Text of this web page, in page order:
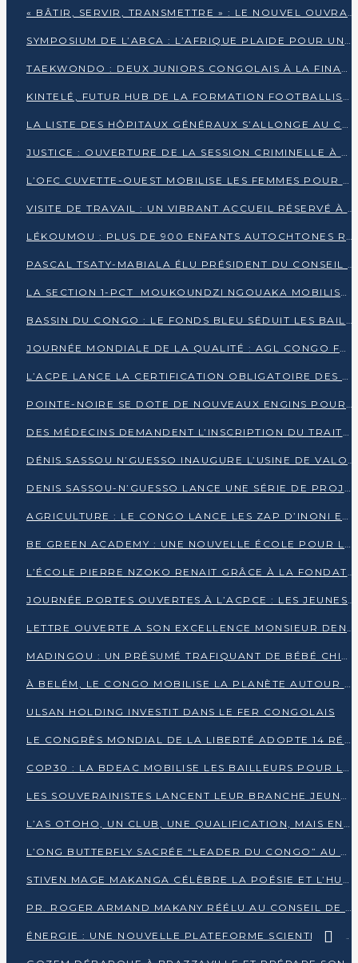
« BÂTIR, SERVIR, TRANSMETTRE » : LE NOUVEL OUVRAGE QUI INTERPELLE LES COLLECTIVITÉS
SYMPOSIUM DE L’ABCA : L’AFRIQUE PLAIDE POUR UN FINANCEMENT CLIMATIQUE ÉQUITABLE
TAEKWONDO : DEUX JUNIORS CONGOLAIS À LA FINALE D’OPEN SYRIES 2025 À ABIDJAN
KINTELÉ, FUTUR HUB DE LA FORMATION FOOTBALLISTIQUE AFRICAINE ?
LA LISTE DES HÔPITAUX GÉNÉRAUX S’ALLONGE AU CONGO
JUSTICE : OUVERTURE DE LA SESSION CRIMINELLE À BRAZZAVILLE AVEC 52 DOSSIERS AU RÔLE
L’OFC CUVETTE-OUEST MOBILISE LES FEMMES POUR ACCUEILLIR LE PRÉSIDENT DE LA RÉPUBLIQUE
VISITE DE TRAVAIL : UN VIBRANT ACCUEIL RÉSERVÉ À DENIS SASSOU-N’GUESSO PAR L’ASSOCIATION « LES AMIS DE WOMO »
LÉKOUMOU : PLUS DE 900 ENFANTS AUTOCHTONES REÇOIVENT DES KITS SCOLAIRES GRÂCE À L’ESPACE OPOKO
PASCAL TSATY-MABIALA ÉLU PRÉSIDENT DU CONSEIL NATIONAL DE L’UPADS
LA SECTION 1-PCT MOUKOUNDZI NGOUAKA MOBILISE 100 000 FCFA POUR LE 6ᵉ CONGRÈS DU PARTI
BASSIN DU CONGO : LE FONDS BLEU SÉDUIT LES BAILLEURS À BELÉM
JOURNÉE MONDIALE DE LA QUALITÉ : AGL CONGO FORME ET SENSIBILISE LES JEUNES TALENTS
L’ACPE LANCE LA CERTIFICATION OBLIGATOIRE DES CONTRATS DE TRAVAIL DES TRANSPORTEURS
POINTE-NOIRE SE DOTE DE NOUVEAUX ENGINS POUR L’ASSAINISSEMENT ET L’ENTRETIEN ROUTIER
DES MÉDECINS DEMANDENT L’INSCRIPTION DU TRAITEMENT DU PIED-BOT DANS LES CURSUS UNIVERSITAIRES
DÉNIS SASSOU N’GUESSO INAUGURE L’USINE DE VALORISATION DU GAZ ASSOCIÉ
DENIS SASSOU-N’GUESSO LANCE UNE SÉRIE DE PROJETS DANS LE KOUILOU
AGRICULTURE : LE CONGO LANCE LES ZAP D’INONI ET YONO
BE GREEN ACADEMY : UNE NOUVELLE ÉCOLE POUR LES MÉTIERS DE L’ÉCOLOGIE À POINTE-NOIRE
L’ÉCOLE PIERRE NZOKO RENAIT GRÂCE À LA FONDATION MUCODEC
JOURNÉE PORTES OUVERTES À L’ACPCE : LES JEUNES EN IMMERSION DANS L’ENTREPRISE
LETTRE OUVERTE A SON EXCELLENCE MONSIEUR DENIS SASSOU NGUESSO, PRESIDENT DE LAREPUBLIQUE DU CONGO
MADINGOU : UN PRÉSUMÉ TRAFIQUANT DE BÉBÉ CHIMPANZÉ FIXÉ SUR SON SORT LE 20 NOVEMBRE
À BELÉM, LE CONGO MOBILISE LA PLANÈTE AUTOUR DU FONDS BLEU POUR LE BASSIN DU CONGO
ULSAN HOLDING INVESTIT DANS LE FER CONGOLAIS
LE CONGRÈS MONDIAL DE LA LIBERTÉ ADOPTE 14 RÉSOLUTIONS HISTORIQUES
COP30 : LA BDEAC MOBILISE LES BAILLEURS POUR LE FONDS BLEU DU BASSIN DU CONGO
LES SOUVERAINISTES LANCENT LEUR BRANCHE JEUNE À BRAZZAVILLE
L’AS OTOHO, UN CLUB, UNE QUALIFICATION, MAIS ENCORE DES DOUTES
L’ONG BUTTERFLY SACRÉE “LEADER DU CONGO” AU PRIX D’EXCELLENCE 2025
STIVEN MAGE MAKANGA CÉLÈBRE LA POÉSIE ET L’HUMAIN AVEC SON RECUEIL “HECTARE”
PR. ROGER ARMAND MAKANY RÉÉLU AU CONSEIL DE L’AUF
ÉNERGIE : UNE NOUVELLE PLATEFORME SCIENTIFIQUE POUR LA TRANSITION ÉNERGÉTIQUE EN AFRIQUE CENTRALE